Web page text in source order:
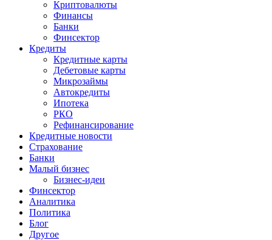
Криптовалюты
Финансы
Банки
Финсектор
Кредиты
Кредитные карты
Дебетовые карты
Микрозаймы
Автокредиты
Ипотека
РКО
Рефинансирование
Кредитные новости
Страхование
Банки
Малый бизнес
Бизнес-идеи
Финсектор
Аналитика
Политика
Блог
Другое